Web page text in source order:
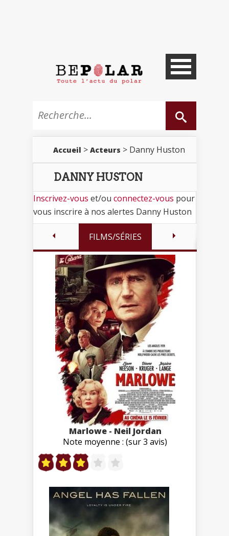
Accueil > Acteurs > Danny Huston
DANNY HUSTON
Inscrivez-vous et/ou connectez-vous pour
vous inscrire à nos alertes Danny Huston
FILMS/SÉRIES
Marlowe - Neil Jordan
Note moyenne : (sur 3 avis)